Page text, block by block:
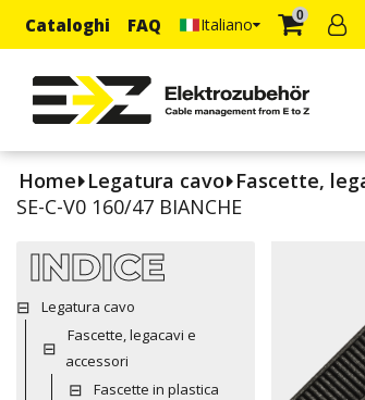
Cataloghi FAQ Italiano 0
Home Legatura cavo Fascette,
SE-C-V0 160/47 BIANCHE
INDICE
Legatura cavo
Fascette, legacavi e
accessori
Fascette in plastica